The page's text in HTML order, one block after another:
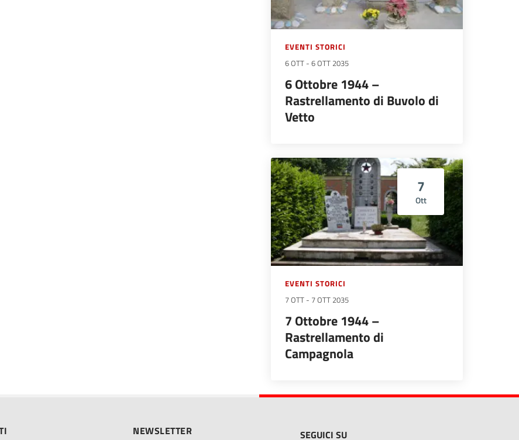
EVENTI STORICI
6 OTT - 6 OTT 2035
6 Ottobre 1944 –
Rastrellamento di Buvolo di
Vetto
7
Ott
EVENTI STORICI
7 OTT - 7 OTT 2035
7 Ottobre 1944 –
Rastrellamento di
Campagnola
NEWSLETTER SEGUICI SU